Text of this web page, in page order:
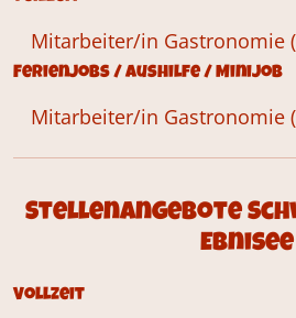
Mitarbeiter/in Gastronomie
Ferienjobs / Aushilfe / Minijob
Mitarbeiter/in Gastronomie
Stellenangebote
Ebnisee
Vollzeit